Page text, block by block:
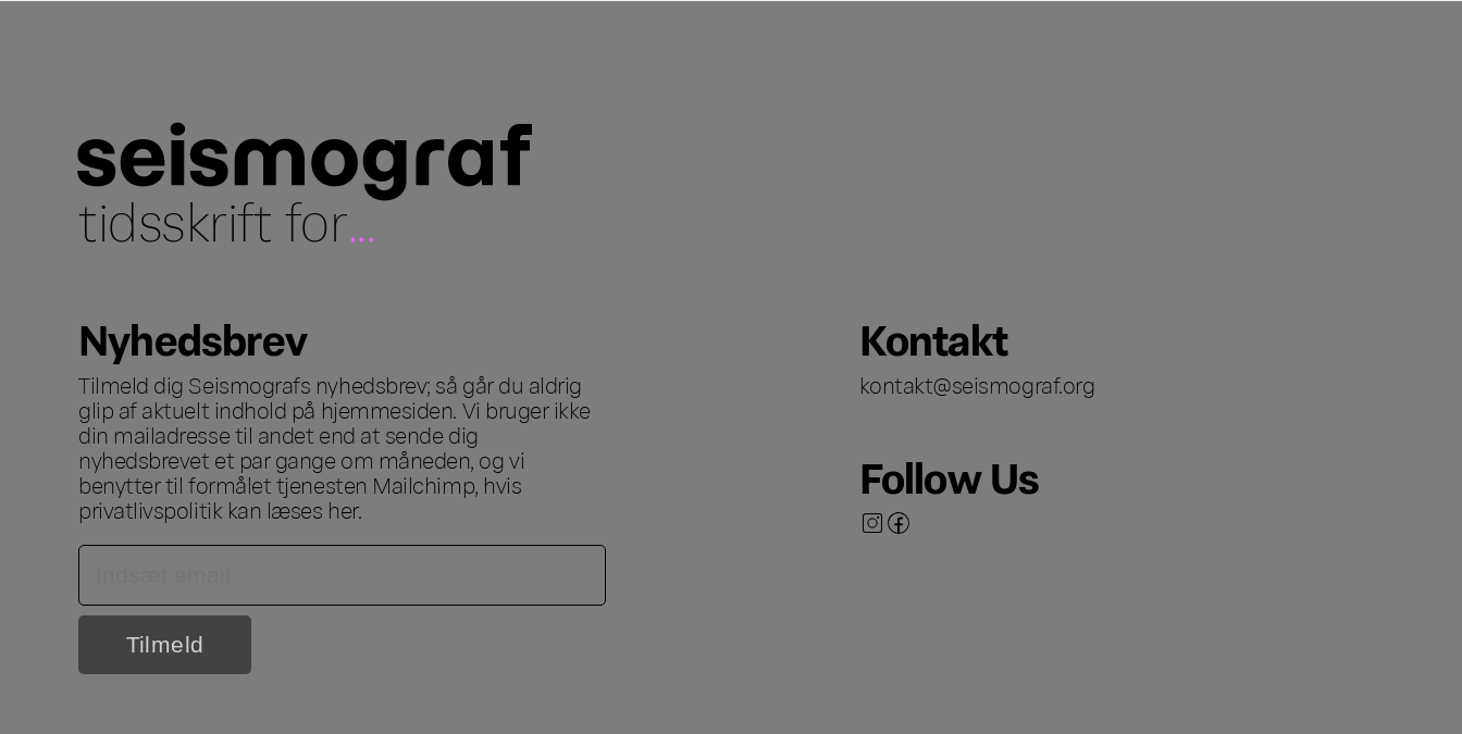
tidsskrift for...
Nyhedsbrev
Tilmeld dig Seismografs nyhedsbrev; så går du aldrig
glip af aktuelt indhold på hjemmesiden. Vi bruger ikke
din mailadresse til andet end at sende dig
nyhedsbrevet et par gange om måneden, og vi
benytter til formålet tjenesten Mailchimp, hvis
privatlivspolitik kan læses her.
Kontakt
kontakt@seismograf.org
Follow Us